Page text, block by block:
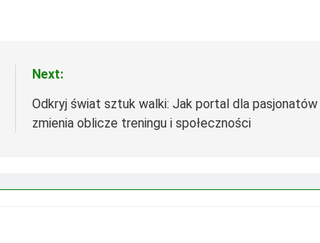
Next:
Odkryj świat sztuk walki: Jak portal dla pasjonatów
zmienia oblicze treningu i społeczności